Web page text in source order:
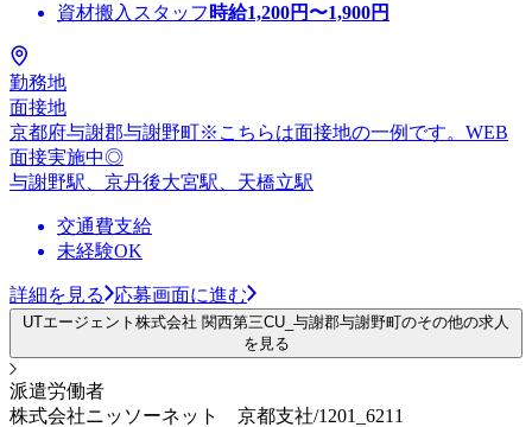
資材搬入スタッフ 時給1,200円〜1,900円
勤務地
面接地
京都府与謝郡与謝野町※こちらは面接地の一例です。WEB
面接実施中◎
与謝野駅、京丹後大宮駅、天橋立駅
交通費支給
未経験OK
詳細を見る 応募画面に進む
UTエージェント株式会社 関西第三CU_与謝郡与謝野町のその他の求人
を見る
派遣労働者
株式会社ニッソーネット 京都支社/1201_6211